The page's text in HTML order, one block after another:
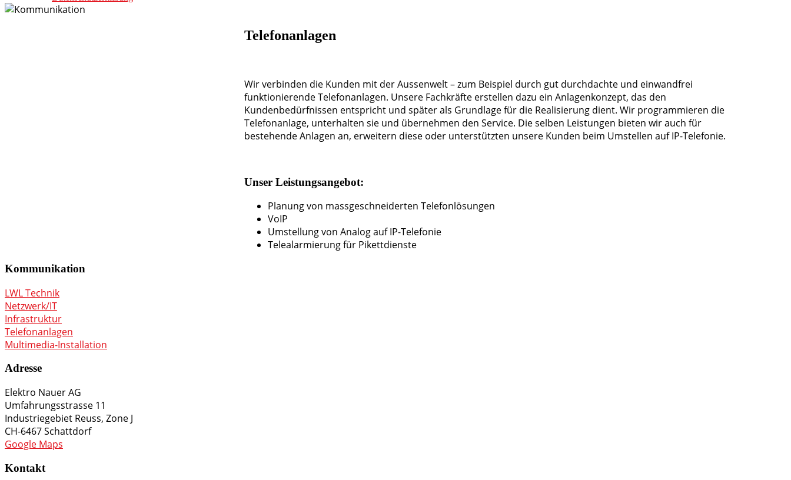
Telefonanlagen
Wir verbinden die Kunden mit der Aussenwelt – zum Beispiel durch gut durchdachte und einwandfrei
funktionierende Telefonanlagen. Unsere Fachkräfte erstellen dazu ein Anlagenkonzept, das den
Kundenbedürfnissen entspricht und später als Grundlage für die Realisierung dient. Wir programmieren die
Telefonanlage, unterhalten sie und übernehmen den Service. Die selben Leistungen bieten wir auch für
bestehende Anlagen an, erweitern diese oder unterstützten unsere Kunden beim Umstellen auf IP-Telefonie.
Unser Leistungsangebot:
Planung von massgeschneiderten Telefonlösungen
VoIP
Umstellung von Analog auf IP-Telefonie
Telealarmierung für Pikettdienste
Kommunikation
LWL Technik
Netzwerk/IT
Infrastruktur
Telefonanlagen
Multimedia-Installation
Adresse
Elektro Nauer AG
Umfahrungsstrasse 11
Industriegebiet Reuss, Zone J
CH-6467 Schattdorf
Google Maps
Kontakt